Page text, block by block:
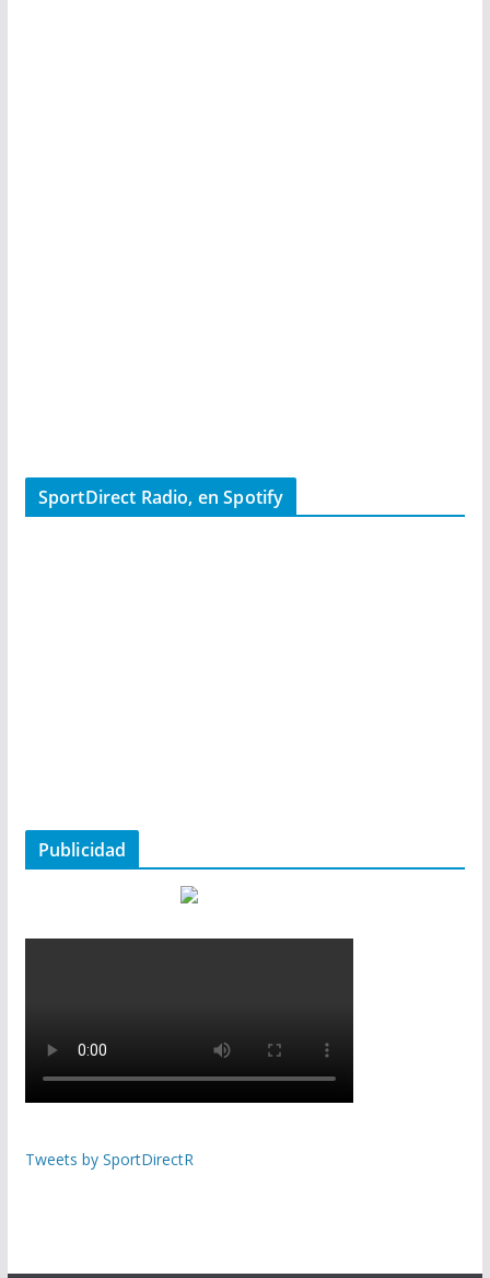
SportDirect Radio, en Spotify
Publicidad
Tweets by SportDirectR